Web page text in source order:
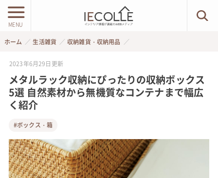
MENU
ホーム 生活雑貨 収納雑貨・収納用品
2023年6月29日 更新
メタルラック収納にぴったりの収納ボックス
5選 自然素材から無機質なコンテナまで幅広
く紹介
#ボックス・箱